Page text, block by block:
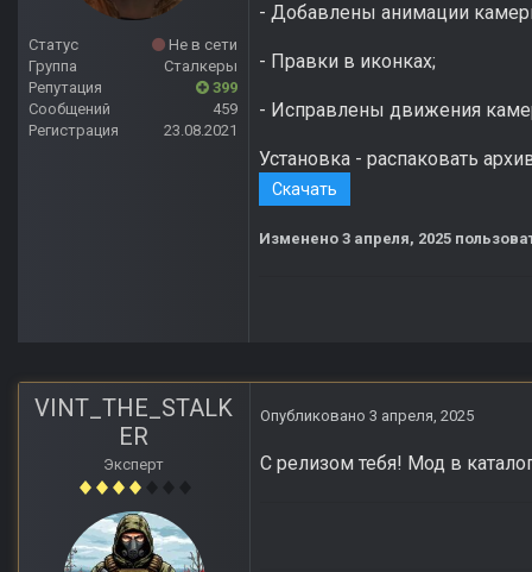
Статус
Не в сети
Группа
Сталкеры
Репутация
399
Сообщений
459
Регистрация
23.08.2021
- Добавлены анимации
- Правки в иконках;
- Исправлены движения
Установка - распаковать
Скачать
Изменено 3 апреля, 2025
VINT_THE_STALK
ER
Эксперт
Опубликовано 3 апреля, 2025
С релизом тебя! Мод в